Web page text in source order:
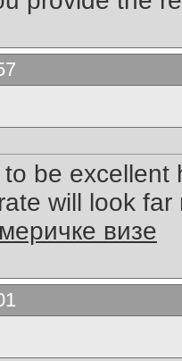
be excellent
will look
визе